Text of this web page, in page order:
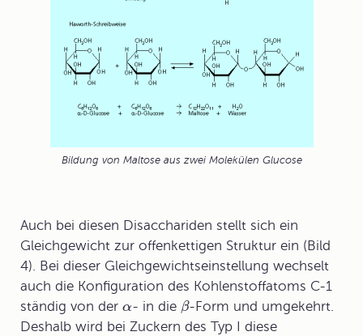
Bildung von Maltose aus zwei Molekülen Glucose
Auch bei diesen Disacchariden stellt sich ein
Gleichgewicht zur offenkettigen Struktur ein (Bild
4). Bei dieser Gleichgewichtseinstellung wechselt
auch die Konfiguration des Kohlenstoffatoms C-1
ständig von der α- in die β-Form und umgekehrt.
Deshalb wird bei Zuckern des Typ I diese